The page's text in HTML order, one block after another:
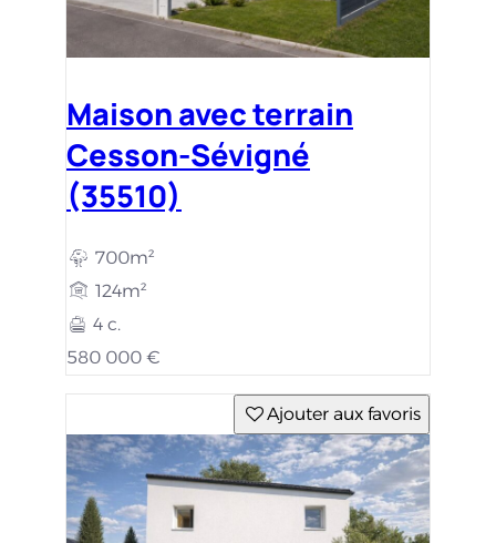
Maison avec terrain
Cesson-Sévigné
(35510)
700m²
124m²
4 c.
580 000 €
Ajouter aux favoris